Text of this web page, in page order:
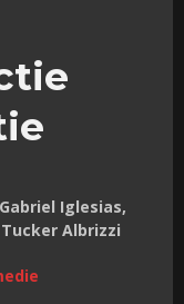
Iglesias,
Albrizzi